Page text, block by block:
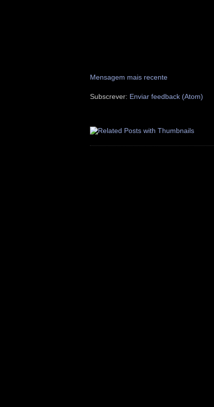
Mensagem mais recente
Subscrever: Enviar feedback (Atom)